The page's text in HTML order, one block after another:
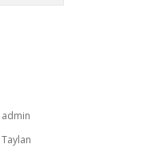
admin
Taylan